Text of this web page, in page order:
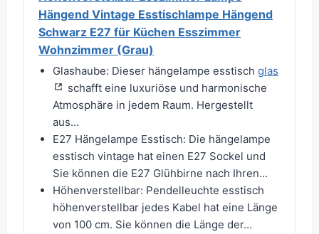
Hängend Vintage Esstischlampe Hängend
Schwarz E27 für Küchen Esszimmer
Wohnzimmer (Grau)
Glashaube: Dieser hängelampe esstisch glas
schafft eine luxuriöse und harmonische
Atmosphäre in jedem Raum. Hergestellt
aus...
E27 Hängelampe Esstisch: Die hängelampe
esstisch vintage hat einen E27 Sockel und
Sie können die E27 Glühbirne nach Ihren...
Höhenverstellbar: Pendelleuchte esstisch
höhenverstellbar jedes Kabel hat eine Länge
von 100 cm. Sie können die Länge der...